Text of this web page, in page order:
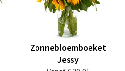
Zonnebloemboeket
Jessy